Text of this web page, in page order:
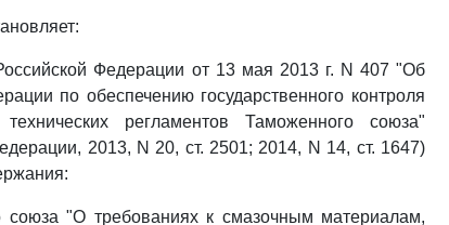
Федерации от 13 мая 2013 г. N 407 "Об
по обеспечению государственного контроля
регламентов Таможенного союза"
2013, N 20, ст. 2501; 2014, N 14, ст. 1647)
союза "О требованиях к смазочным материалам,